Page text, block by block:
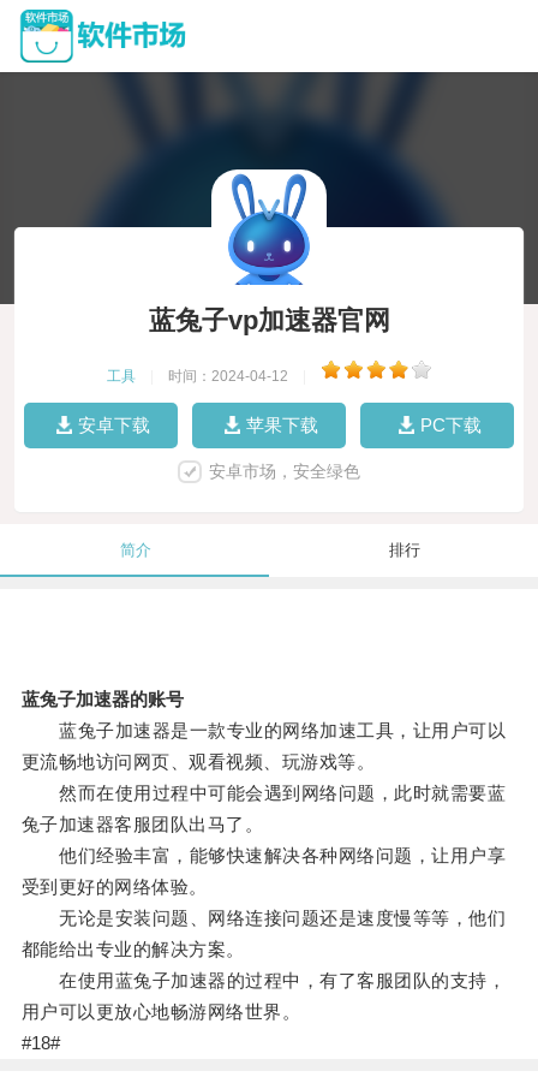
蓝兔子vp加速器官网
工具 时间：2024-04-12
安卓下载 苹果下载 PC下载
安卓市场，安全绿色
简介 排行
蓝兔子加速器的账号
蓝兔子加速器是一款专业的网络加速工具，让用户可以
更流畅地访问网页、观看视频、玩游戏等。
然而在使用过程中可能会遇到网络问题，此时就需要蓝
兔子加速器客服团队出马了。
他们经验丰富，能够快速解决各种网络问题，让用户享
受到更好的网络体验。
无论是安装问题、网络连接问题还是速度慢等等，他们
都能给出专业的解决方案。
在使用蓝兔子加速器的过程中，有了客服团队的支持，
用户可以更放心地畅游网络世界。
#18#